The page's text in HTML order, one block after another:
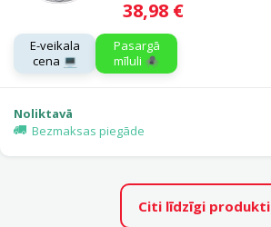
Cena
38,98 €
E-veikala
cena 💻
Pasargā
mīluli 🕷️
Noliktavā
Bezmaksas piegāde
Citi līdzīgi produkti